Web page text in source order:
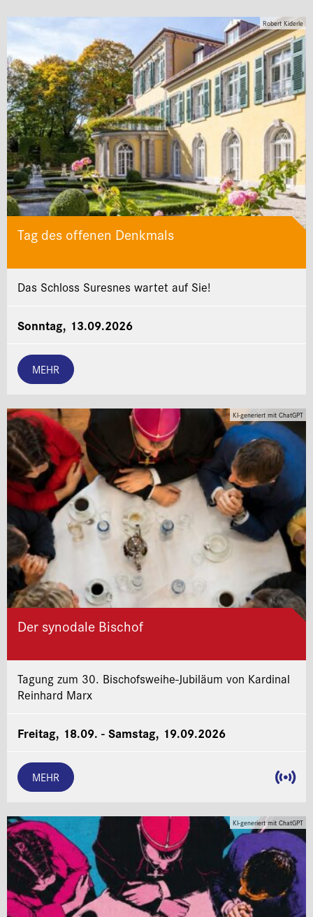
Robert Kiderle
Tag des offenen Denkmals
Das Schloss Suresnes wartet auf Sie!
Sonntag, 13.09.2026
MEHR
KI-generiert mit ChatGPT
Der synodale Bischof
Tagung zum 30. Bischofsweihe-Jubiläum von Kardinal
Reinhard Marx
Freitag, 18.09. - Samstag, 19.09.2026
MEHR
KI-generiert mit ChatGPT